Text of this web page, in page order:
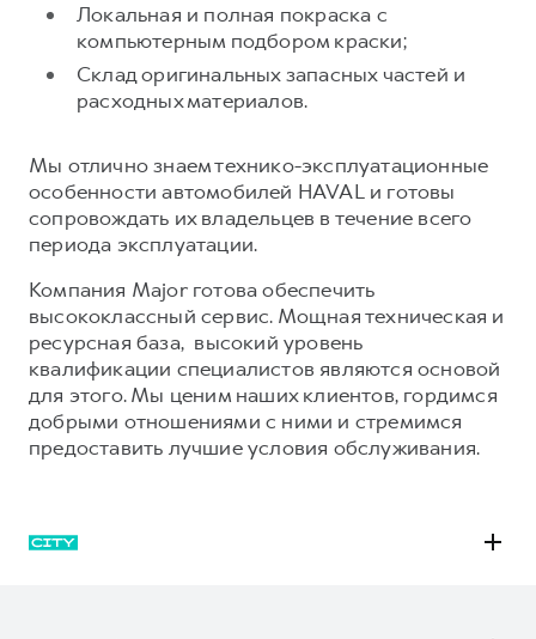
Автомобильные аксессуары
Коллекция CITY
Коллекция Базовая
Коллекция Базовая
Коллекция Детская
Локальная и полная покраска с
компьютерным подбором краски;
Склад оригинальных запасных частей и
расходных материалов.
Мы отлично знаем технико-эксплуатационные
особенности автомобилей HAVAL и готовы
сопровождать их владельцев в течение всего
периода эксплуатации.
Компания Major готова обеспечить
высококлассный сервис. Мощная техническая и
ресурсная база, высокий уровень
квалификации специалистов являются основой
для этого. Мы ценим наших клиентов, гордимся
добрыми отношениями с ними и стремимся
предоставить лучшие условия обслуживания.